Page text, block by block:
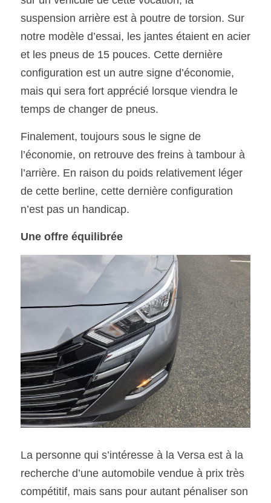
suspension arrière est à poutre de torsion. Sur
notre modèle d’essai, les jantes étaient en acier
et les pneus de 15 pouces. Cette dernière
configuration est un autre signe d’économie,
mais qui sera fort apprécié lorsque viendra le
temps de changer de pneus.
Finalement, toujours sous le signe de
l’économie, on retrouve des freins à tambour à
l’arrière. En raison du poids relativement léger
de cette berline, cette dernière configuration
n’est pas un handicap.
Une offre équilibrée
La personne qui s’intéresse à la Versa est à la
recherche d’une automobile vendue à prix très
compétitif, mais sans pour autant pénaliser son